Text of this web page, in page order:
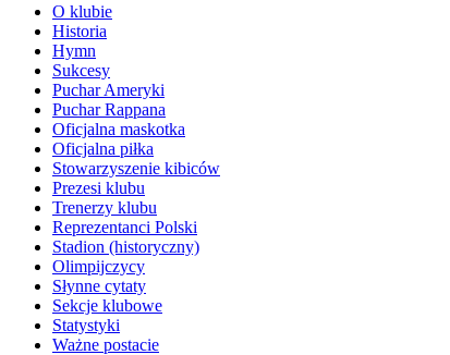
O klubie
Historia
Hymn
Sukcesy
Puchar Ameryki
Puchar Rappana
Oficjalna maskotka
Oficjalna piłka
Stowarzyszenie kibiców
Prezesi klubu
Trenerzy klubu
Reprezentanci Polski
Stadion (historyczny)
Olimpijczycy
Słynne cytaty
Sekcje klubowe
Statystyki
Ważne postacie